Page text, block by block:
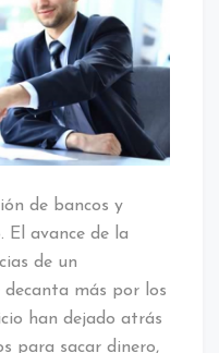
de bancos y
El avance de la
de un
decanta más por los
han dejado atrás
para sacar dinero,